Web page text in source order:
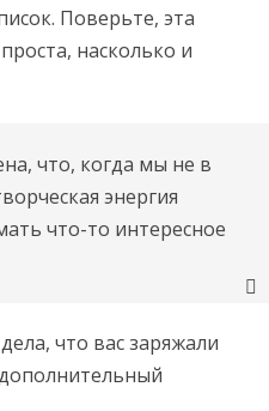
Поверьте, эта
насколько и
что, когда мы не в
энергия
что-то интересное
что вас заряжали